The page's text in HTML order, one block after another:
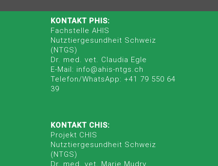
KONTAKT PHIS:
Fachstelle AHIS
Nutztiergesundheit Schweiz
(NTGS)
Dr. med. vet. Claudia Egle
E-Mail: info@ahis-ntgs.ch
Telefon/WhatsApp: +41 79 550 64
39
KONTAKT CHIS:
Projekt CHIS
Nutztiergesundheit Schweiz
(NTGS)
Dr. med. vet. Marie Mudry